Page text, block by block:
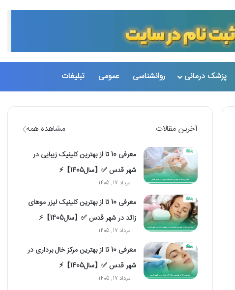
پزشک درمانی روانشناسی عمومی تبلیغات
آخرین مقالات مشاهده همه
معرفی 10 تا از بهترین کلینیک زیبایی در
شهر قدس ✅【سال1405】⚡️
مرداد 17, 1405
معرفی 10 تا از بهترین کلینیک لیزر موهای
زائد در شهر قدس ✅【سال1405】⚡️
مرداد 17, 1405
معرفی 10 تا از بهترین مرکز خال برداری در
شهر قدس ✅【سال1405】⚡️
مرداد 17, 1405